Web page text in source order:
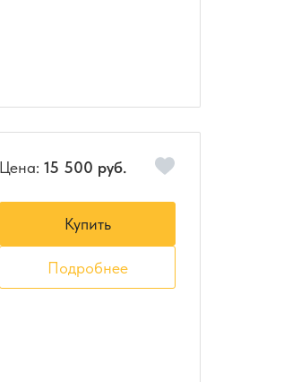
Цена: 15 500 руб.
Купить
Подробнее